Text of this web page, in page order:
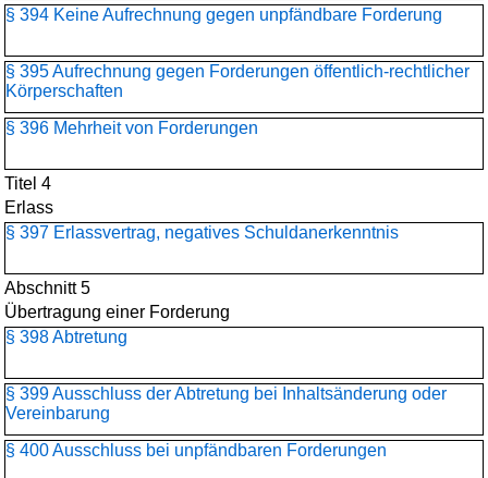
§ 394 Keine Aufrechnung gegen unpfändbare Forderung
§ 395 Aufrechnung gegen Forderungen öffentlich-rechtlicher
Körperschaften
§ 396 Mehrheit von Forderungen
Titel 4
Erlass
§ 397 Erlassvertrag, negatives Schuldanerkenntnis
Abschnitt 5
Übertragung einer Forderung
§ 398 Abtretung
§ 399 Ausschluss der Abtretung bei Inhaltsänderung oder
Vereinbarung
§ 400 Ausschluss bei unpfändbaren Forderungen